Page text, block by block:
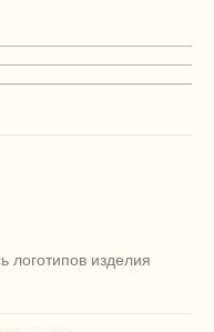
логотипов изделия